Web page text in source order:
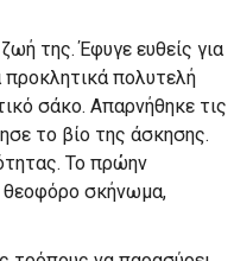
της. Έφυγε ευθείς για
προκλητικά πολυτελή
σάκο. Απαρνήθηκε τις
το βίο της άσκησης.
Το πρώην
θεοφόρο σκήνωμα,